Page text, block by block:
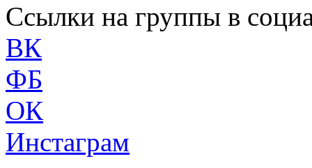
Ссылки на группы в
ВК
ФБ
ОК
Инстаграм